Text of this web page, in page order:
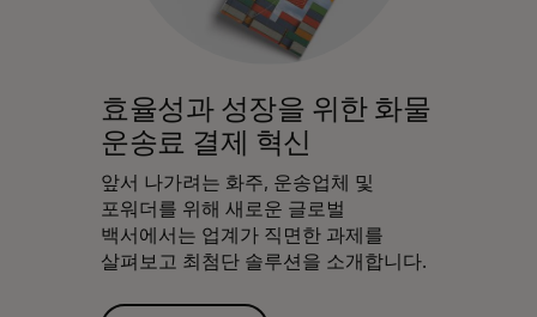
효율성과 성장을 위한 화물
운송료 결제 혁신
앞서 나가려는 화주, 운송업체 및
포워더를 위해 새로운 글로벌
백서에서는 업계가 직면한 과제를
살펴보고 최첨단 솔루션을 소개합니다.